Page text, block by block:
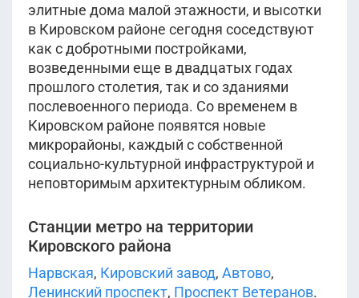
элитные дома малой этажности, и высотки
в Кировском районе сегодня соседствуют
как с добротными постройками,
возведенными еще в двадцатых годах
прошлого столетия, так и со зданиями
послевоенного периода. Со временем в
Кировском районе появятся новые
микрорайоны, каждый с собственной
социально-культурной инфраструктурой и
неповторимым архитектурным обликом.
Станции метро на территории
Кировского района
Нарвская, Кировский завод, Автово,
Ленинский проспект, Проспект Ветеранов.